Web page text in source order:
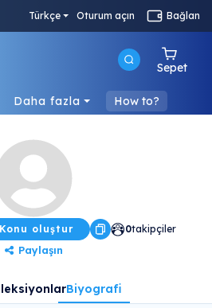
Türkçe Oturum açın Bağlan
Sepet
Daha fazla How to?
Konu oluştur 0takipçiler
Paylaşın
Biyografi